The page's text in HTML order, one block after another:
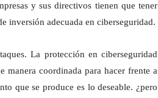
y sus directivos tienen que tener
inversión adecuada en ciberseguridad.
La protección en ciberseguridad
manera coordinada para hacer frente a
que se produce es lo deseable. ¿pero